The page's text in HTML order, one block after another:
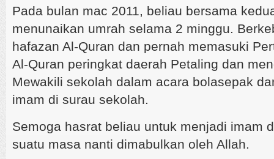
Pada bulan mac 2011, beliau bersama
menunaikan umrah selama 2 minggu.
hafazan Al-Quran dan pernah memasuki
Al-Quran peringkat daerah Petaling dan
Mewakili sekolah dalam acara bolasepak
imam di surau sekolah.
Semoga hasrat beliau untuk menjadi imam
suatu masa nanti dimabulkan oleh Allah.